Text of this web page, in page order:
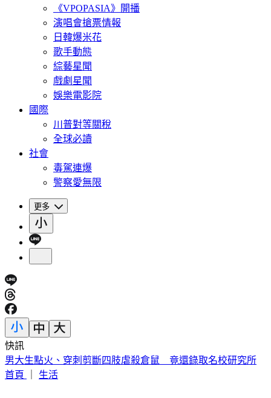
《VPOPASIA》開播
演唱會搶票情報
日韓爆米花
歌手動態
綜藝星聞
戲劇星聞
娛樂電影院
國際
川普對等關稅
全球必讀
社會
毒駕連爆
警察愛無限
更多
快訊
aespa明登大巨蛋開唱現身機場 KARINA遭粉絲包圍
首頁
生活